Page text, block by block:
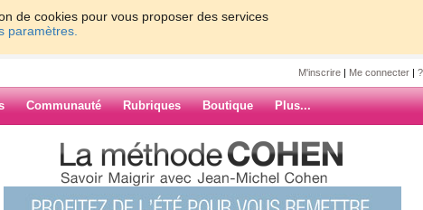
de cookies pour vous proposer des services
paramètres.
M'inscrire | Me connecter |
Communauté Rubriques Boutique Plus...